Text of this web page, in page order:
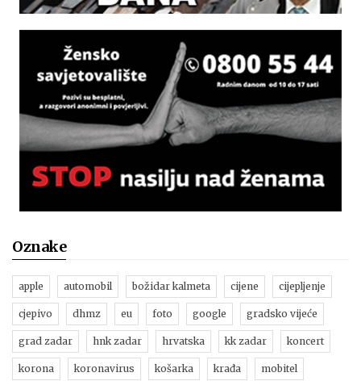
Oznake
apple automobil božidar kalmeta cijene cijepljenje
cjepivo dhmz eu foto google gradsko vijeće
grad zadar hnk zadar hrvatska kk zadar koncert
korona koronavirus košarka krađa mobitel